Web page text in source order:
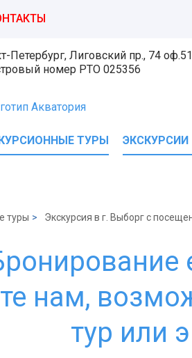
Петербург, Лиговский пр., 74
номер РТО 025356
ТУРЫ
туры > Экскурсия в г. Выборг с
нам,
тур или